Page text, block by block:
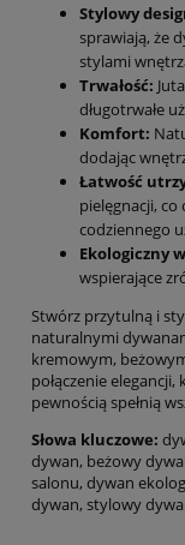
Stylowy
sprawiają, że
stylami
Trwałość:
długotrwałe
Komfort:
dodając
Łatwość
pielęgnacji,
codziennego
Ekologiczny
wspierające
Stwórz przytulną i
naturalnymi
kremowym,
połączenie
pewnością spełnią
Słowa kluczowe:
dywan, beżowy
salonu, dywan
dywan, stylowy